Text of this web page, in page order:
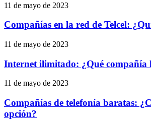
11 de mayo de 2023
Compañías en la red de Telcel:
11 de mayo de 2023
Internet ilimitado: ¿Qué compañía
11 de mayo de 2023
Compañías de telefonía baratas:
opción?